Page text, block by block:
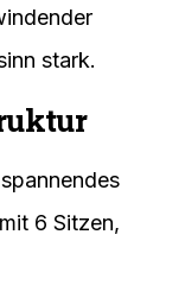
stark.
6 Sitzen,